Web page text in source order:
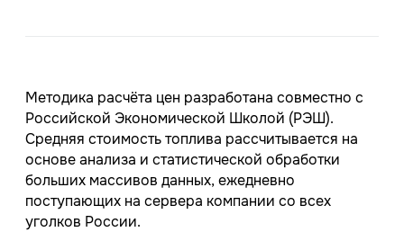
Методика расчёта цен разработана совместно с
Российской Экономической Школой (РЭШ).
Средняя стоимость топлива рассчитывается на
основе анализа и статистической обработки
больших массивов данных, ежедневно
поступающих на сервера компании со всех
уголков России.